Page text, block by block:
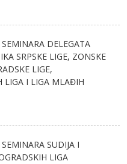
DELEGATA
SRPSKE LIGE, ZONSKE
LIGE,
LIGA I LIGA MLAĐIH
SUDIJA I
LIGA